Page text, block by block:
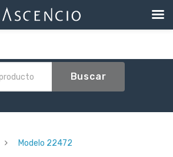
Buscar
Modelo 22472